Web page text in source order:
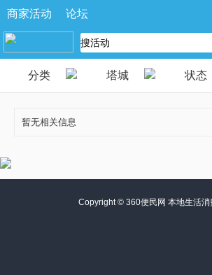
商家活动 论坛
分类 塔城 状态
暂无相关信息
Copyright © 360便民网 本地生活消